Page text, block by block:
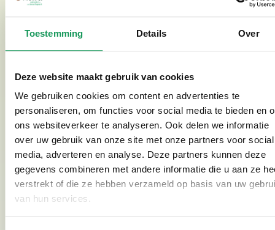
Toestemming Details Over
Deze website maakt gebruik van cookies
We gebruiken cookies om content en advertenties te
personaliseren, om functies voor social media te bieden en
ons websiteverkeer te analyseren. Ook delen we informatie
over uw gebruik van onze site met onze partners voor social
media, adverteren en analyse. Deze partners kunnen deze
gegevens combineren met andere informatie die u aan ze
verstrekt of die ze hebben verzameld op basis van uw
van hun services.
Mit ein paar Klicks haben Sie Ihren Aufenthalt
Klicken Sie hier für eine ausführliche Beschreibung
kurzer Entfernung zum charmanten Ootmarsum
liegen. Und wenn Sie sich entscheiden, ein Ferienhaus
bei uns zu mieten, nehmen wir gerne Kontakt auf, um
die Details zu besprechen. Alles geregelt? Dann
freuen wir uns darauf, Sie bald in unserem Ferienpark
in der Nähe von Ootmarsum willkommen zu heißen!